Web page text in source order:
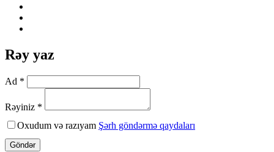
Rəy yaz
Ad *
Rəyiniz *
Oxudum və razıyam Şərh göndərmə qaydaları
Göndər